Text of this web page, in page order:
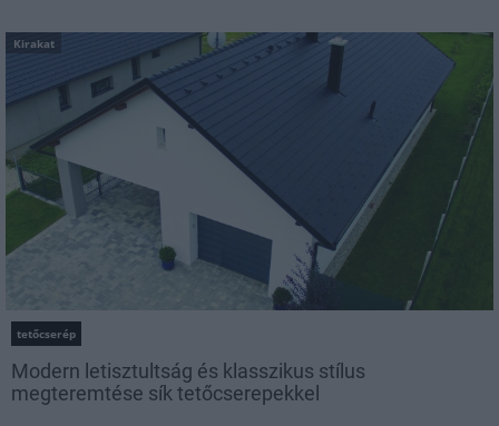
Kirakat
tetőcserép
Modern letisztultság és klasszikus stílus
megteremtése sík tetőcserepekkel